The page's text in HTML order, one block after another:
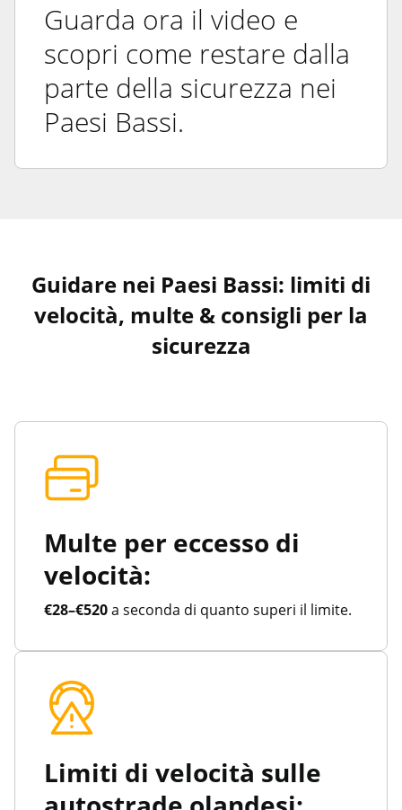
Guarda ora il video e
scopri come restare dalla
parte della sicurezza nei
Paesi Bassi.
Guidare nei Paesi Bassi: limiti di
velocità, multe & consigli per la
sicurezza
Multe per eccesso di
velocità:
€28–€520a seconda di quanto superi il limite.
Limiti di velocità sulle